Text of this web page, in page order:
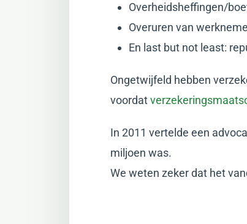
Overheidsheffingen/
Overuren van
En last but not least:
Ongetwijfeld hebben
voordat
In 2011 vertelde een
miljoen was.
We weten zeker dat het